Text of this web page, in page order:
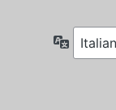
Lingua